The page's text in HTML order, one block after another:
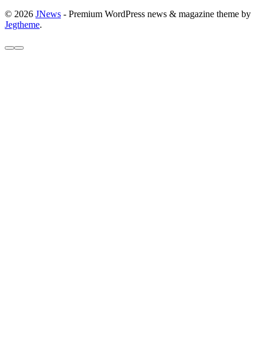
© 2026 JNews - Premium WordPress news & magazine theme by
Jegtheme.